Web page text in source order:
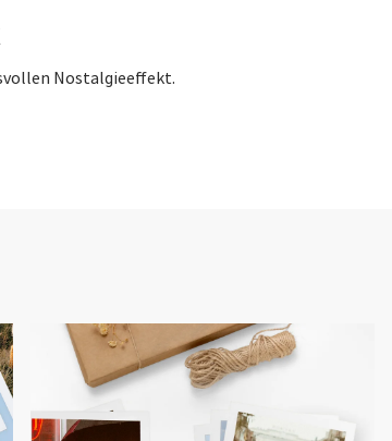
Nostalgieeffekt.